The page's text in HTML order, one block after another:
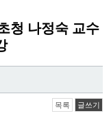
청 나정숙 교수
목록 글쓰기